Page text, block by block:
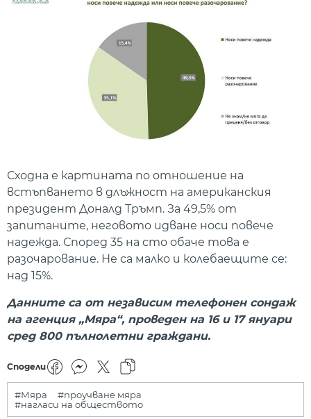
Сходна е картината по отношение на
встъпването в длъжност на американския
президент Доналд Тръмп. За 49,5% от
запитаните, неговото идване носи повече
надежда. Според 35 на сто обаче това е
разочарование. Не са малко и колебаещите се:
над 15%.
Данните са от независим телефонен сондаж
на агенция „Мяра“, проведен на 16 и 17 януари
сред 800 пълнолетни граждани.
Сподели
#Мяра
#проучване мяра
#нагласи на обществото